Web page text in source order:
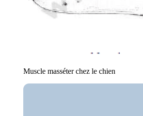
Muscle masséter chez le chien